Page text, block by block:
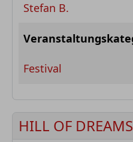
Stefan B.
Festival
HILL OF